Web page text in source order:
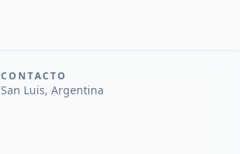
CONTACTO
San Luis, Argentina